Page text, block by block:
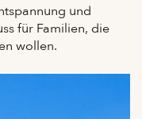
und
für Familien, die
wollen.